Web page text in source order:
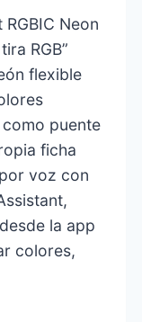
Neon
RGB”
flexible
como puente
ficha
voz con
la app
colores,